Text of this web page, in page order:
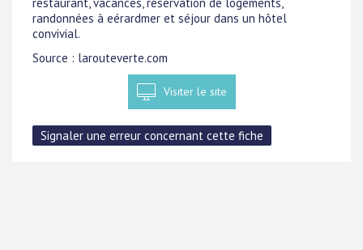
randonnées à eérardmer et séjour dans un hôtel
convivial.
Source : larouteverte.com
Visiter le site